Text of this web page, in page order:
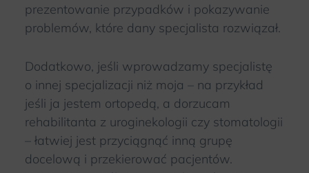
prezentowanie przypadków i pokazywanie
problemów, które dany specjalista rozwiązał.
Dodatkowo, jeśli wprowadzamy specjalistę
o innej specjalizacji niż moja – na przykład
jeśli ja jestem ortopedą, a dorzucam
rehabilitanta z uroginekologii czy stomatologii
– łatwiej jest przyciągnąć inną grupę
docelową i przekierować pacjentów.